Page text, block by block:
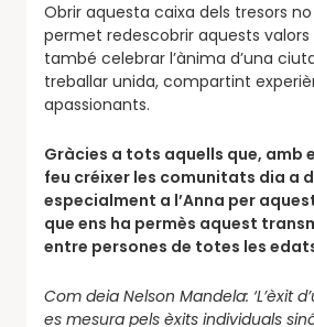
Obrir aquesta caixa dels tresors
permet redescobrir aquests valors
també celebrar l’ànima d’una
treballar unida, compartint
apassionants.
Gràcies a tots aquells que, amb
feu créixer les comunitats dia a
especialment a l’Anna per
que ens ha permès aquest
entre persones de totes les
Com deia Nelson Mandela: ‘L’èxit
es mesura pels èxits individuals